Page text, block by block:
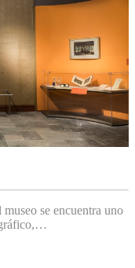
se encuentra uno